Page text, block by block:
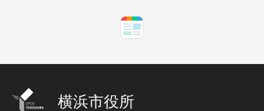
横浜市役所